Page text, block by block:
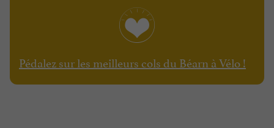
Pédalez sur les meilleurs cols du Béarn à Vélo !